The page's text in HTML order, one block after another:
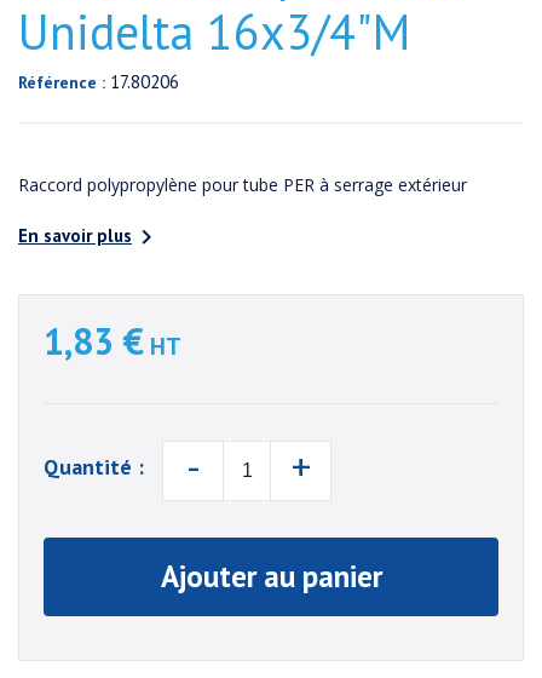
Unidelta 16x3/4"M
Référence : 17.80206
Raccord polypropylène pour tube PER à serrage extérieur
En savoir plus 
1,83 € HT
Quantité : - +
Ajouter au panier